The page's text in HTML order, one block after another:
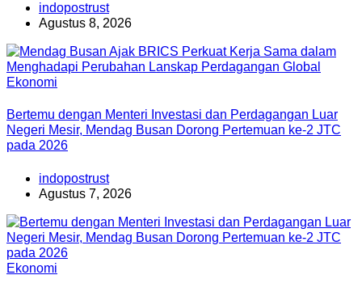
indopostrust
Agustus 8, 2026
Ekonomi
Bertemu dengan Menteri Investasi dan Perdagangan Luar
Negeri Mesir, Mendag Busan Dorong Pertemuan ke-2 JTC
pada 2026
indopostrust
Agustus 7, 2026
Ekonomi